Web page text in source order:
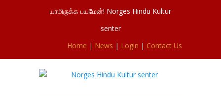
யாமிருக்க பயமேன்! Norges Hindu Kultur
senter
Home | News | Login | Contact Us